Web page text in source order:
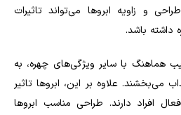
و زاویه ابروها می‌تواند تاثیرات
داشته باشد.
هماهنگ با سایر ویژگی‌های چهره، به
علاوه بر این، ابروها تاثیر
افراد دارند. طراحی مناسب ابروها